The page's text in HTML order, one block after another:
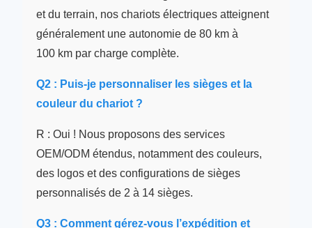
et du terrain, nos chariots électriques atteignent
généralement une autonomie de 80 km à
100 km par charge complète.
Q2 : Puis-je personnaliser les sièges et la
couleur du chariot ?
R : Oui ! Nous proposons des services
OEM/ODM étendus, notamment des couleurs,
des logos et des configurations de sièges
personnalisés de 2 à 14 sièges.
Q3 : Comment gérez-vous l’expédition et